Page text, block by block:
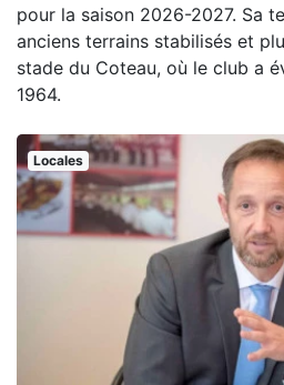
pour la saison 2026-2027. Sa
anciens terrains stabilisés et
stade du Coteau, où le club a
1964.
Locales